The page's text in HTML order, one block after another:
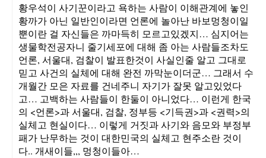
황우석이 사기꾼이라고 욕하는 사람이 이해관계에 놓인
황까가 아닌 일반인이라면 언론에 놀아난 바보멍청이일
뿐이란 걸 자신들은 까마득히 모르고있겠지… 심지어는
생물학전공자니 줄기세포에 대해 좀 아는 사람들조차도
언론, 서울대, 검찰이 발표한것이 사실인줄 알고 그대로
믿고 사건의 실체에 대해 완전 까막눈이더군… 그래서 수
개월간 모은 자료를 건네주니 자기가 잘못 알고있었다
고… 고백하는 사람들이 한둘이 아니었다… 이런게 한국
의 <언론>과 서울대, 검찰, 정부등 <기득권>과 <권력>의
실체고 현실이다… 이렇게 거짓과 사기와 음모와 부정부
패가 난무하는 것이 대한민국의 실체고 현주소란 것이
다.. 개새이들,,, 멍청이들아…